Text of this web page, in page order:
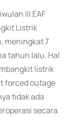
III EAF
Listrik
meningkat 7
tahun lalu. Hal
listrik
forced outage
tidak ada
secara